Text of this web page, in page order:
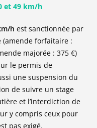
14
dans les 15
45 jours sans
conduire et peines
et 49 km/h
h est sanctionnée par
(amende forfaitaire :
majorée : 375 €)
le permis de
une suspension du
de suivre un stage
et l’interdiction de
y compris ceux pour
pas exigé.